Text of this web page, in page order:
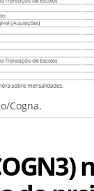
Cogna.